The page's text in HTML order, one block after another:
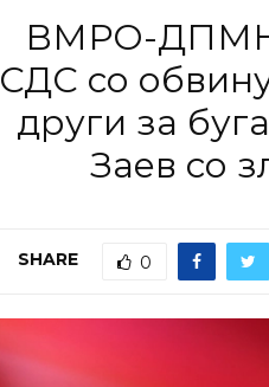
ВМРО-
СДС со
други за
Заев со
SHARE 0